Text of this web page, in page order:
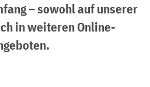
– sowohl auf unserer
in weiteren Online-